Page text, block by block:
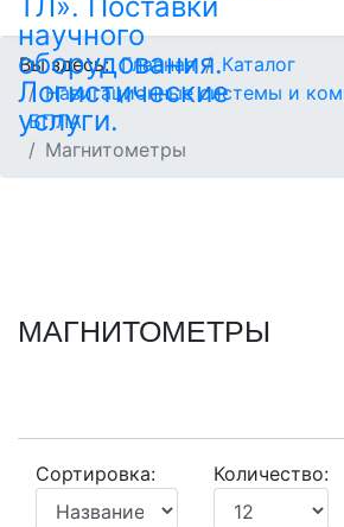
Вы здесь:Главная
Каталог
Навигационные системы и
БПЛА
Магнитометры
МАГНИТОМЕТРЫ
Сортировка: Количество: